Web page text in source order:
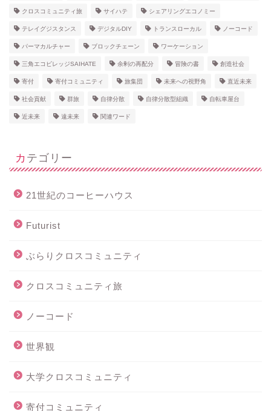
クロスコミュニティ旅 サイハテ シェアリングエコノミー
テレイグジスタンス デジタルDIY トランスローカル ノーコード
パーマカルチャー ブロックチェーン ワーケーション
三角エコビレッジSAIHATE 余剰の再配分 冒険の書 創造社会
寄付 寄付コミュニティ 旅集団 未来への視野角 直近未来
社会貢献 群旅 自律分散 自律分散型組織 自転車屋台
近未来 遠未来 関連ワード
カテゴリー
21世紀のコーヒーハウス
Futurist
ぶらりクロスコミュニティ
クロスコミュニティ旅
ノーコード
世界観
大学クロスコミュニティ
寄付コミュニティ